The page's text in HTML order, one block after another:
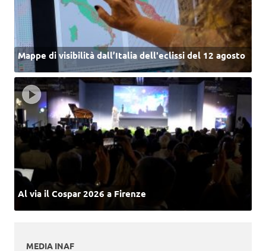
Mappe di visibilità dall’Italia dell'eclissi del 12 agosto
Al via il Cospar 2026 a Firenze
MEDIA INAF